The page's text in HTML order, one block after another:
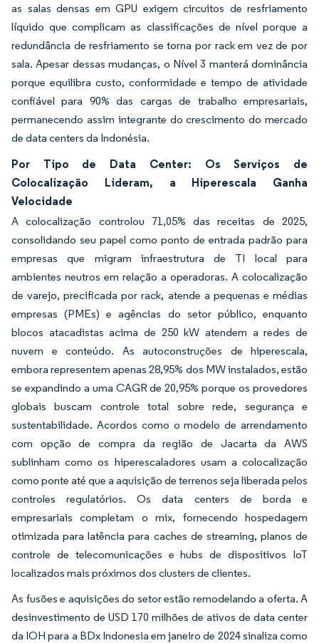
as salas densas em GPU exigem circuitos de resfriamento
líquido que complicam as classificações de nível porque a
redundância de resfriamento se torna por rack em vez de por
sala. Apesar dessas mudanças, o Nível 3 manterá dominância
porque equilibra custo, conformidade e tempo de atividade
confiável para 90% das cargas de trabalho empresariais,
permanecendo assim integrante do crescimento do mercado
de data centers da Indonésia.
Por Tipo de Data Center: Os Serviços de
Colocalização Lideram, a Hiperescala Ganha
Velocidade
A colocalização controlou 71,05% das receitas de 2025,
consolidando seu papel como ponto de entrada padrão para
empresas que migram infraestrutura de TI local para
ambientes neutros em relação a operadoras. A colocalização
de varejo, precificada por rack, atende a pequenas e médias
empresas (PMEs) e agências do setor público, enquanto
blocos atacadistas acima de 250 kW atendem a redes de
nuvem e conteúdo. As autoconstruções de hiperescala,
embora representem apenas 28,95% dos MW instalados, estão
se expandindo a uma CAGR de 20,95% porque os provedores
globais buscam controle total sobre rede, segurança e
sustentabilidade. Acordos como o modelo de arrendamento
com opção de compra da região de Jacarta da AWS
sublinham como os hiperescaladores usam a colocalização
como ponte até que a aquisição de terrenos seja liberada pelos
controles regulatórios. Os data centers de borda e
empresariais completam o mix, fornecendo hospedagem
otimizada para latência para caches de streaming, planos de
controle de telecomunicações e hubs de dispositivos IoT
localizados mais próximos dos clusters de clientes.
As fusões e aquisições do setor estão remodelando a oferta. A
desinvestimento de USD 170 milhões de ativos de data center
da IOH para a BDx Indonesia em janeiro de 2024 sinaliza como